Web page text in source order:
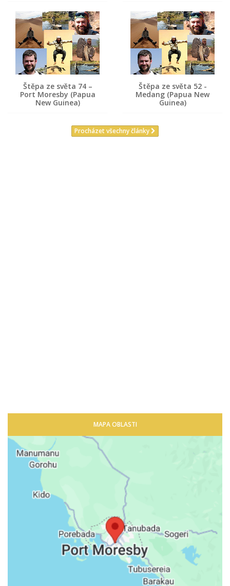
Štěpa ze světa 74 –
Port Moresby (Papua
New Guinea)
Štěpa ze světa 52 -
Medang (Papua New
Guinea)
Procházet všechny články
MAPA OBLASTI